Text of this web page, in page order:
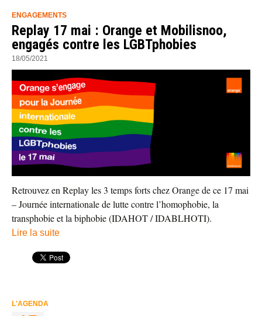
ENGAGEMENTS
Replay 17 mai : Orange et Mobilisnoo,
engagés contre les LGBTphobies
18/05/2021
Retrouvez en Replay les 3 temps forts chez Orange de ce 17 mai
– Journée internationale de lutte contre l’homophobie, la
transphobie et la biphobie (IDAHOT / IDABLHOTI).
Lire la suite
L'AGENDA